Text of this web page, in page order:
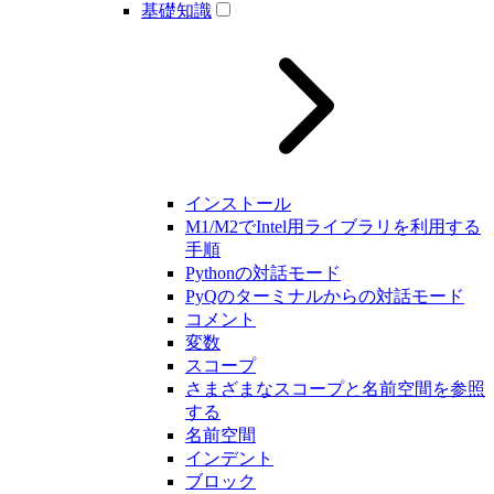
基礎知識
インストール
M1/M2でIntel用ライブラリを利用する
手順
Pythonの対話モード
PyQのターミナルからの対話モード
コメント
変数
スコープ
さまざまなスコープと名前空間を参照
する
名前空間
インデント
ブロック